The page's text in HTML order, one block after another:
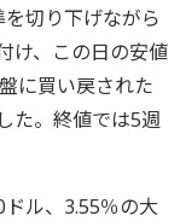
切り下げながら
け、この日の安値
に買い戻された
た。終値では5週
ル、3.55％の大